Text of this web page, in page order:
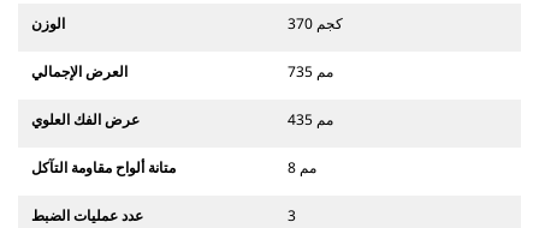
الوزن 370 كجم
العرض الإجمالي 735 مم
عرض الفك العلوي 435 مم
متانة ألواح مقاومة التآكل 8 مم
عدد عمليات الضبط 3